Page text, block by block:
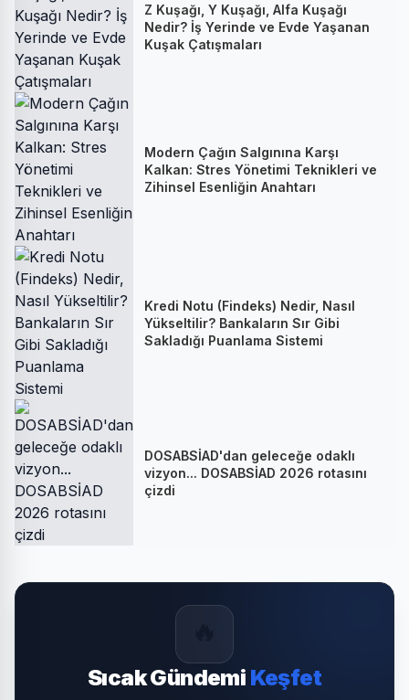
Z Kuşağı, Y Kuşağı, Alfa Kuşağı
Nedir? İş Yerinde ve Evde Yaşanan
Kuşak Çatışmaları
Modern Çağın Salgınına Karşı
Kalkan: Stres Yönetimi Teknikleri ve
Zihinsel Esenliğin Anahtarı
Kredi Notu (Findeks) Nedir, Nasıl
Yükseltilir? Bankaların Sır Gibi
Sakladığı Puanlama Sistemi
DOSABSİAD'dan geleceğe odaklı
vizyon... DOSABSİAD 2026 rotasını
çizdi
Sıcak Gündemi Keşfet